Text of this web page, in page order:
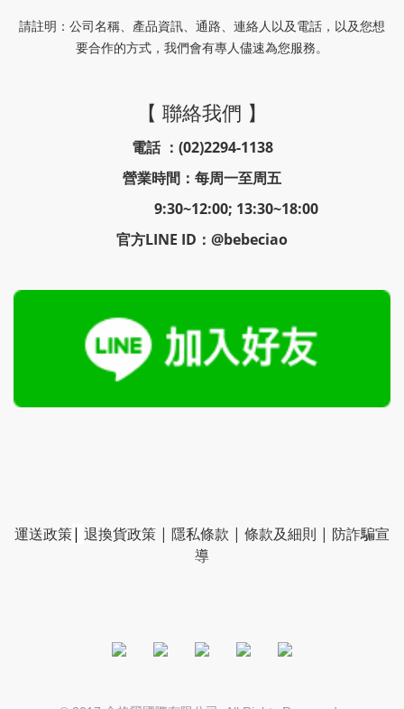
請註明 ： 公司名稱、產品資訊、通路、連絡人以及電話，以及您想
要合作的方式，我們會有專人儘速為您服務。
【 聯絡我們 】
電話 ：(02)2294-1138
營業時間：每周一至周五
9:30~12:00; 13:30~18:00
官方LINE ID：@bebeciao
運送政策| 退換貨政策 | 隱私條款 | 條款及細則 | 防詐騙宣
導